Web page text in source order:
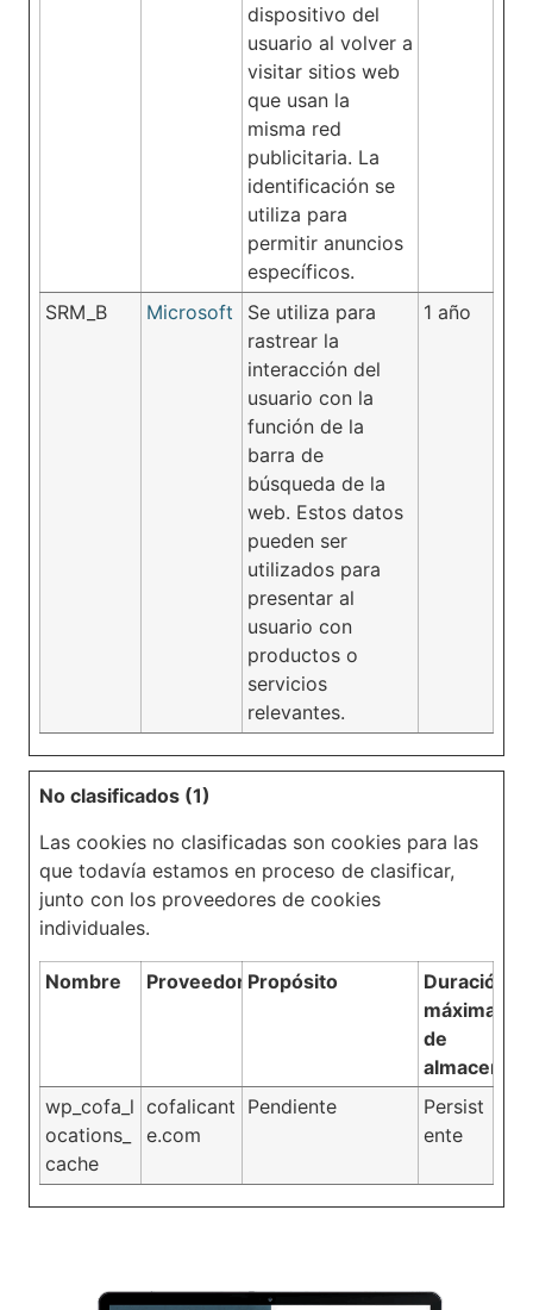
dispositivo del
usuario al volver a
visitar sitios web
que usan la
misma red
publicitaria. La
identificación se
utiliza para
permitir anuncios
específicos.
SRM_B Microsoft
Se utiliza para
rastrear la
interacción del
usuario con la
función de la
barra de
búsqueda de la
web. Estos datos
pueden ser
utilizados para
presentar al
usuario con
productos o
servicios
relevantes.
1 año
No clasificados (1)
Las cookies no clasificadas son cookies para las
que todavía estamos en proceso de clasificar,
junto con los proveedores de cookies
individuales.
Nombre Proveedor Propósito
Duración
máxima
de
wp_cofa_l
ocations_
cache
cofalicant
e.com
Pendiente
Persist
ente